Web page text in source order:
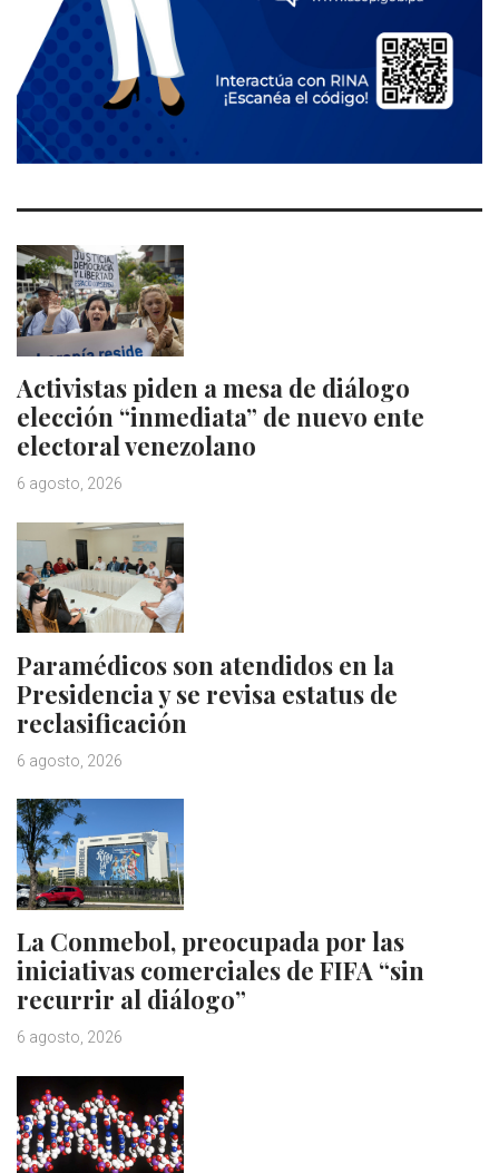
Activistas piden a mesa de diálogo
elección “inmediata” de nuevo ente
electoral venezolano
6 agosto, 2026
Paramédicos son atendidos en la
Presidencia y se revisa estatus de
reclasificación
6 agosto, 2026
La Conmebol, preocupada por las
iniciativas comerciales de FIFA “sin
recurrir al diálogo”
6 agosto, 2026